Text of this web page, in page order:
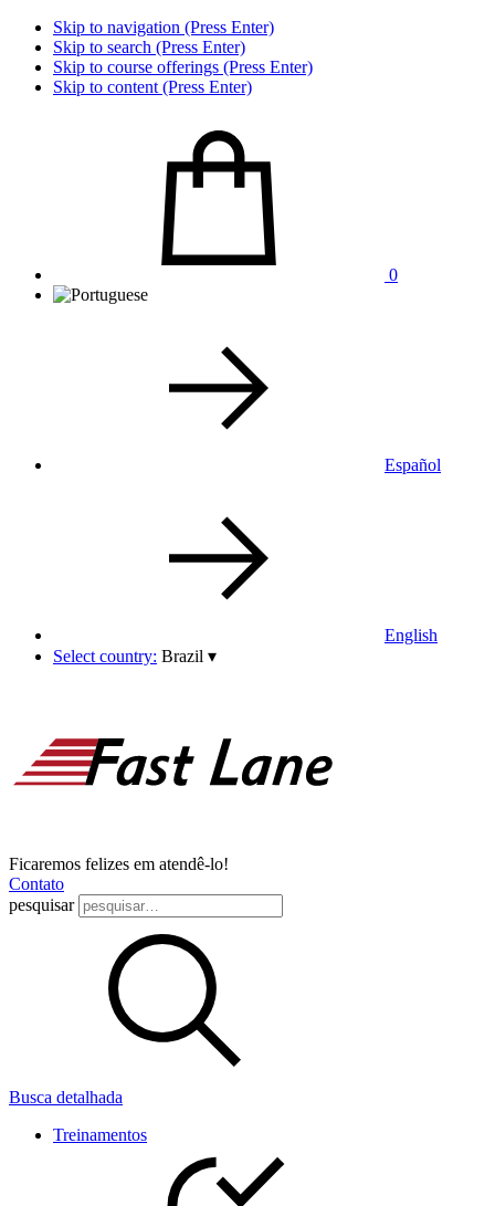
Skip to navigation (Press Enter)
Skip to search (Press Enter)
Skip to course offerings (Press Enter)
Skip to content (Press Enter)
0
Español
English
Select country: Brazil ▾
Ficaremos felizes em atendê-lo!
Contato
pesquisar
Busca detalhada
Treinamentos